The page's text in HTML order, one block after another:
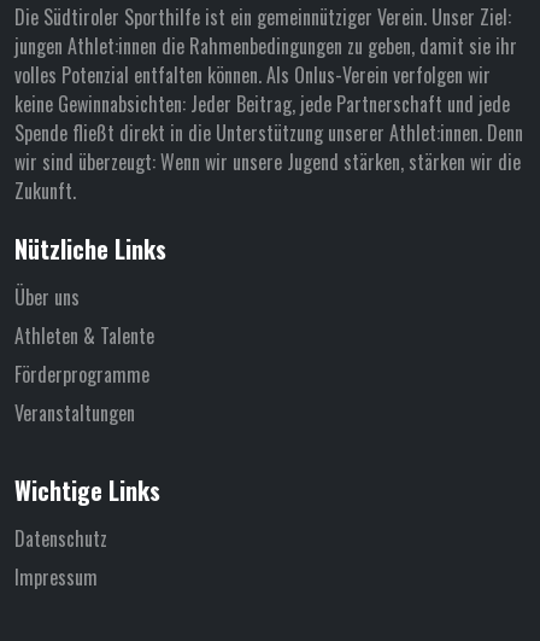
Die Südtiroler Sporthilfe ist ein gemeinnütziger Verein. Unser Ziel:
jungen Athlet:innen die Rahmenbedingungen zu geben, damit sie ihr
volles Potenzial entfalten können. Als Onlus-Verein verfolgen wir
keine Gewinnabsichten: Jeder Beitrag, jede Partnerschaft und jede
Spende fließt direkt in die Unterstützung unserer Athlet:innen. Denn
wir sind überzeugt: Wenn wir unsere Jugend stärken, stärken wir die
Zukunft.
Nützliche Links
Über uns
Athleten & Talente
Förderprogramme
Veranstaltungen
Wichtige Links
Datenschutz
Impressum